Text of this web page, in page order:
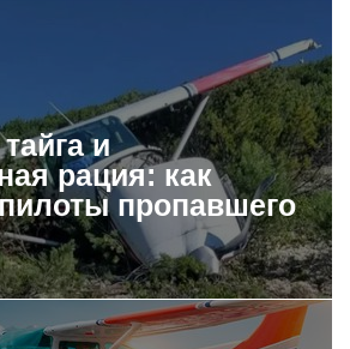
и
рация: как
пропавшего